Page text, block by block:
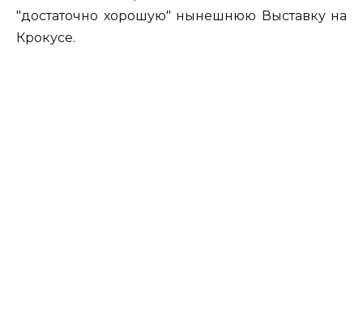
"достаточно хорошую" нынешнюю Выставку на
Крокусе.